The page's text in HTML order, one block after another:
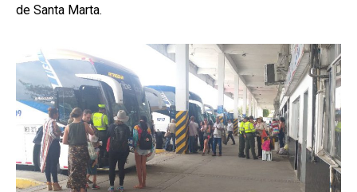
de Santa Marta.